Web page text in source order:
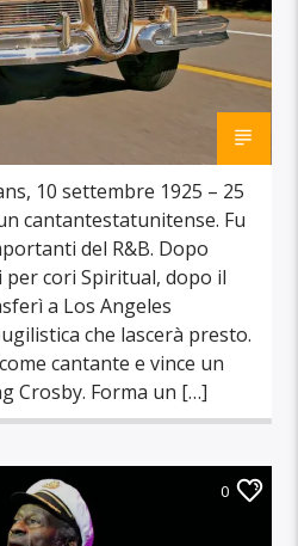
10 settembre 1925 – 25
cantantestatunitense. Fu
del R&B. Dopo
cori Spiritual, dopo il
a Los Angeles
che lascerà presto.
cantante e vince un
Crosby. Forma un […]
0